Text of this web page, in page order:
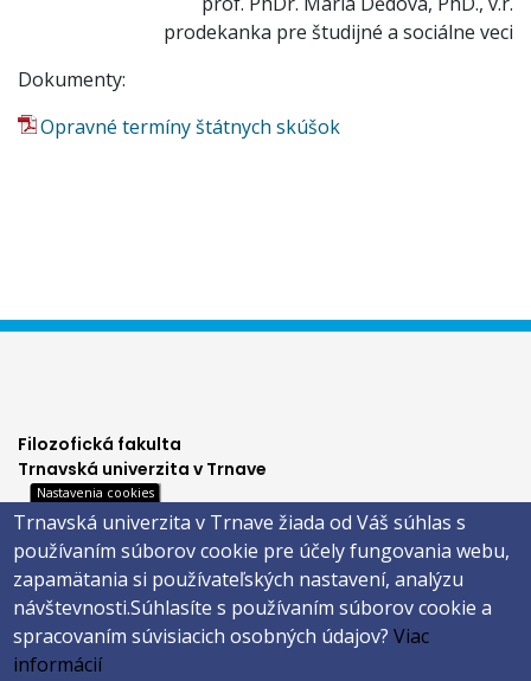
prodekanka pre študijné a sociálne veci
Dokumenty:
Opravné termíny štátnych skúšok
Filozofická fakulta
Trnavská univerzita v Trnave
Hornopotočná 23
918 43 TRNAVA
tel.: 033/5939 213
IČO: 318 25 249
IČ DPH: SK2021177202
Footer
Nastavenia cookies
Trnavská univerzita v Trnave žiada od Váš súhlas s
používaním súborov cookie pre účely fungovania webu,
zapamätania si používateľských nastavení, analýzu
návštevnosti.Súhlasíte s používaním súborov cookie a
spracovaním súvisiacich osobných údajov?Viac
informácií